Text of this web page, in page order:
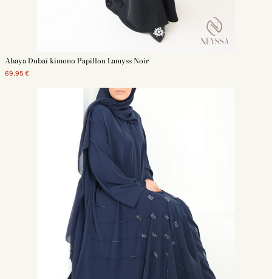
et l'homme musulmans. Hijabs, robes, abaya, khimar, tenue
de prière, pantalon ample, kimono : tous ces produits sont disponibles sur
notre boutique. Nous sélectionnons pour vous les meilleures pièces
. Profitez de la livraison gratuite à partir de 69 euros d'achat.
Tenue de l'Aid pour homme
Tenue de l'Aid pour femme
Abaya Dubaï kimono Papillon Lamyss Noir
69,95 €